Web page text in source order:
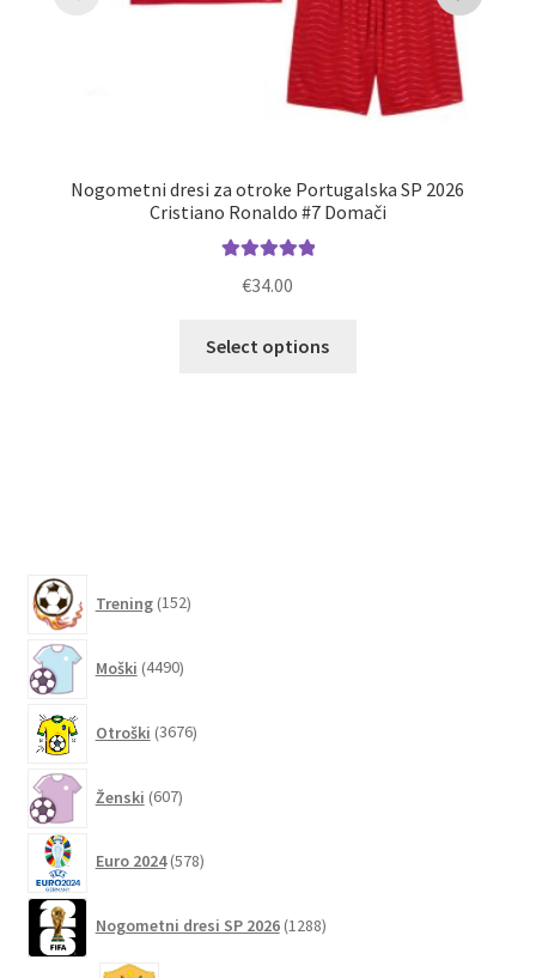
Nogometni dresi za otroke Portugalska SP 2026
Cristiano Ronaldo #7 Domači
€34.00
Select options
Trening 152izdelkov
Moški 4490izdelkov
Otroški 3676izdelkov
Ženski 607izdelkov
Euro 2024 578izdelkov
Nogometni dresi SP 2026 1288izdelkov